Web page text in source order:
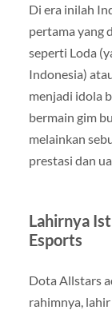
Di era inilah
pertama yang
seperti Loda
Indonesia)
menjadi idola
bermain gim
melainkan
prestasi dan
Lahirnya
Esports
Dota Allstars
rahimnya,